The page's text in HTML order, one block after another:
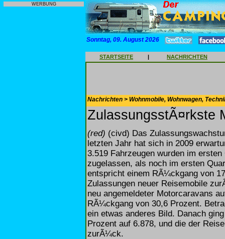
WERBUNG
Sonntag, 09. August 2026
STARTSEITE | NACHRICHTEN
Nachrichten > Wohnmobile, Wohnwagen,
ZulassungsstÃ¤rkste
(red) (civd) Das
letzten Jahr hat sich in 2009
3.519 Fahrzeugen wurden im
zugelassen, als noch im ersten
entspricht einem RÃ¼ckgang von
Zulassungen neuer Reisemobile
neu angemeldeter Motorcaravans
RÃ¼ckgang von 30,6 Prozent.
ein etwas anderes Bild. Danach
Prozent auf 6.878, und die der
zurÃ¼ck.